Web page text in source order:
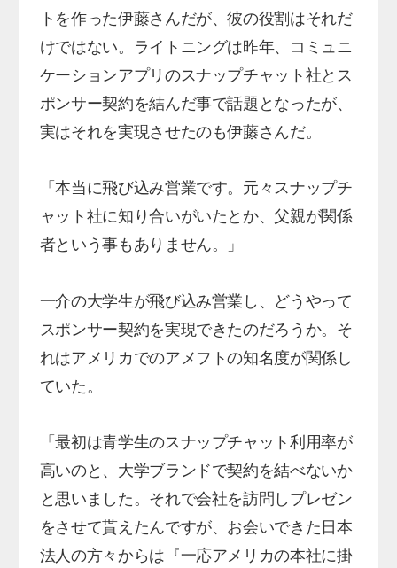
トを作った伊藤さんだが、彼の役割はそれだ
けではない。ライトニングは昨年、コミュニ
ケーションアプリのスナップチャット社とス
ポンサー契約を結んだ事で話題となったが、
実はそれを実現させたのも伊藤さんだ。
「本当に飛び込み営業です。元々スナップチ
ャット社に知り合いがいたとか、父親が関係
者という事もありません。」
一介の大学生が飛び込み営業し、どうやって
スポンサー契約を実現できたのだろうか。そ
れはアメリカでのアメフトの知名度が関係し
ていた。
「最初は青学生のスナップチャット利用率が
高いのと、大学ブランドで契約を結べないか
と思いました。それで会社を訪問しプレゼン
をさせて貰えたんですが、お会いできた日本
法人の方々からは『一応アメリカの本社に掛